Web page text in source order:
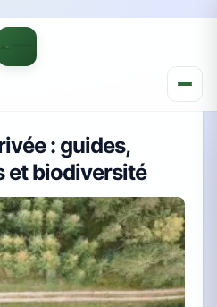
: guides,
et biodiversité